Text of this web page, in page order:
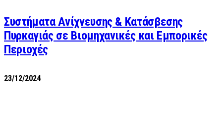
Συστήματα Ανίχνευσης & Κατάσβεσης
Πυρκαγιάς σε Βιομηχανικές και Εμπορικές
Περιοχές
23/12/2024